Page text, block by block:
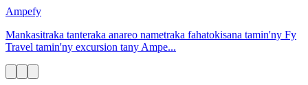
Ampefy
Mankasitraka tanteraka anareo nametraka fahatokisana tamin'ny Fy
Travel tamin'ny excursion tany Ampe...